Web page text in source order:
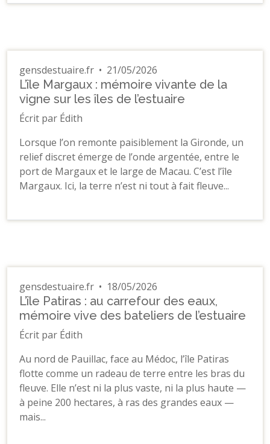
gensdestuaire.fr • 21/05/2026
L’île Margaux : mémoire vivante de la
vigne sur les îles de l’estuaire
Écrit par Édith
Lorsque l’on remonte paisiblement la Gironde, un
relief discret émerge de l’onde argentée, entre le
port de Margaux et le large de Macau. C’est l’île
Margaux. Ici, la terre n’est ni tout à fait fleuve...
gensdestuaire.fr • 18/05/2026
L’île Patiras : au carrefour des eaux,
mémoire vive des bateliers de l’estuaire
Écrit par Édith
Au nord de Pauillac, face au Médoc, l’île Patiras
flotte comme un radeau de terre entre les bras du
fleuve. Elle n’est ni la plus vaste, ni la plus haute —
à peine 200 hectares, à ras des grandes eaux —
mais...